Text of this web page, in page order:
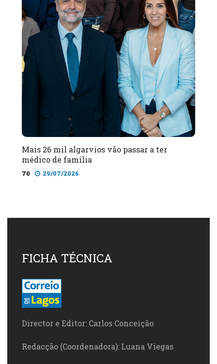
Mais 26 mil algarvios vão passar a ter
médico de família
70 29/07/2026
FICHA TÉCNICA
Director e Editor: Carlos Conceição
Redacção (Coordenadora): Luana Viegas